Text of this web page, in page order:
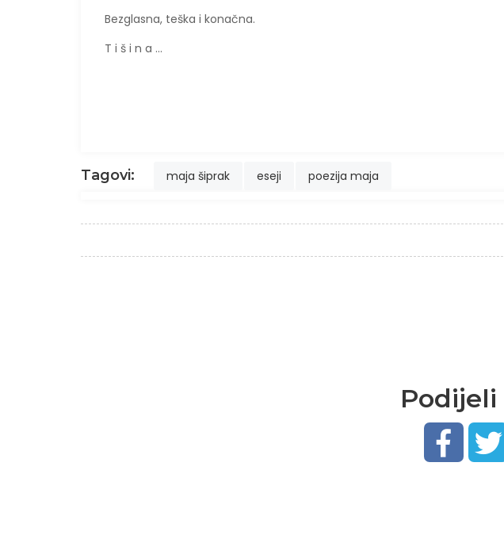
Bezglasna, teška i konačna.
T i š i n a ...
Tagovi: maja šiprak eseji poezija maja
Podijeli